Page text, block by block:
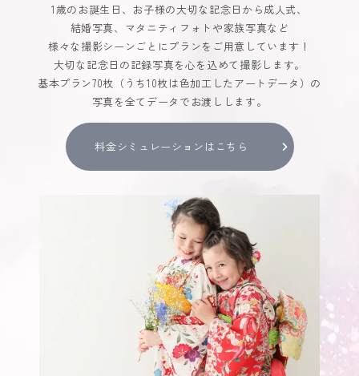
1歳のお誕生日、お子様の大切な記念日から成人式、
結婚写真、マタニティフォトや家族写真など
様々な撮影シーンごとにプランをご用意しています！
大切な記念日の記録写真を心を込めて撮影します。
基本プラン70枚（うち10枚は色加工したアートデータ）の
写真を全てデータでお渡しします。
料金シミュレーションはこちら